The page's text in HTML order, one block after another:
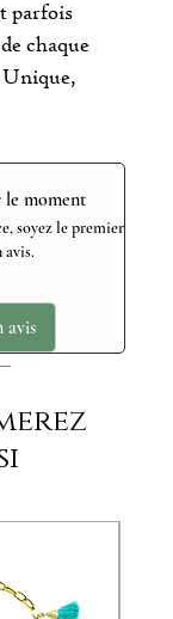
parfois
chaque
Unique,
le moment
soyez le premier
avis.
avis